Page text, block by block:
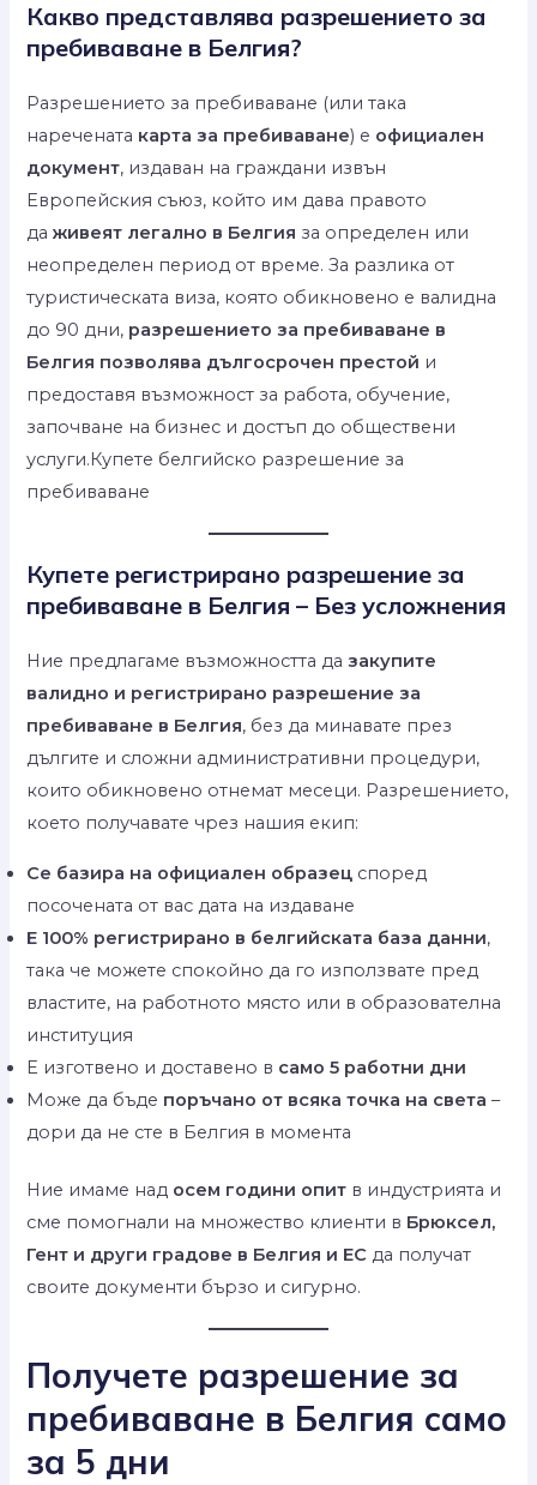
Какво представлява разрешението за
пребиваване в Белгия?
Разрешението за пребиваване (или така
наречената карта за пребиваване) е официален
документ, издаван на граждани извън
Европейския съюз, който им дава правото
даживеят легално в Белгия за определен или
неопределен период от време. За разлика от
туристическата виза, която обикновено е валидна
до 90 дни, разрешението за пребиваване в
Белгия позволява дългосрочен престой и
предоставя възможност за работа, обучение,
започване на бизнес и достъп до обществени
услуги.Купете белгийско разрешение за
пребиваване
Купете регистрирано разрешение за
пребиваване в Белгия – Без усложнения
Ние предлагаме възможността дазакупите
валидно и регистрирано разрешение за
пребиваване в Белгия, без да минавате през
дългите и сложни административни процедури,
които обикновено отнемат месеци. Разрешението,
което получавате чрез нашия екип:
Се базира на официален образец според
посочената от вас дата на издаване
Е 100% регистрирано в белгийската база данни,
така че можете спокойно да го използвате пред
властите, на работното място или в образователна
институция
Е изготвено и доставено в само 5 работни дни
Може да бъде поръчано от всяка точка на света –
дори да не сте в Белгия в момента
Ние имаме над осем години опит в индустрията и
сме помогнали на множество клиенти в Брюксел,
Гент и други градове в Белгия и ЕС да получат
своите документи бързо и сигурно.
Получете разрешение за
пребиваване в Белгия само
за 5 дни